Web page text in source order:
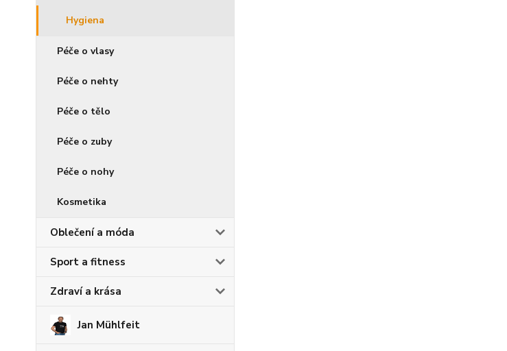
Hygiena
Péče o vlasy
Péče o nehty
Péče o tělo
Péče o zuby
Péče o nohy
Kosmetika
Oblečení a móda
Sport a fitness
Zdraví a krása
Jan Mühlfeit